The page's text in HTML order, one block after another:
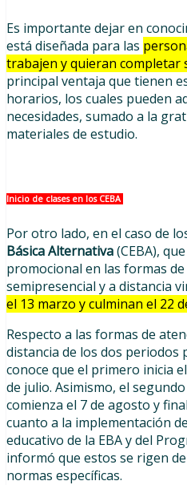
Es importante dejar en
está diseñada para las
trabajen y quieran completar
principal ventaja que tienen
horarios, los cuales pueden
necesidades, sumado a la
materiales de estudio.
Inicio de clases en los CEBA
Por otro lado, en el caso de
Básica Alternativa(CEBA),
promocional en las formas
semipresencial y a distancia
el 13 marzo y culminan el 22
Respecto a las formas de
distancia de los dos periodos
conoce que el primero inicia
de julio. Asimismo, el
comienza el 7 de agosto y
cuanto a la implementación
educativo de la EBA y del
informó que estos se rigen
normas específicas.